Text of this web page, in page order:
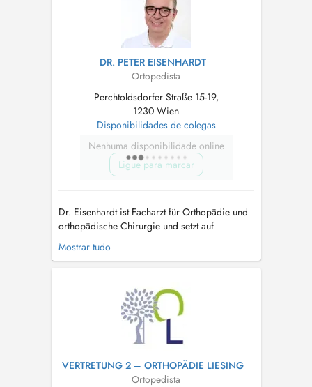
DR. PETER EISENHARDT
Ortopedista
Perchtoldsdorfer Straße 15-19,
1230 Wien
Disponibilidades de colegas
Nenhuma disponibilidade online
Ligue para marcar
Dr. Eisenhardt ist Facharzt für Orthopädie und
orthopädische Chirurgie und setzt auf
persönliche und individuelle Beratung ohne
Zeitdruck. Zusätzlich zur orthopädischen
Leistungen: - Infiltrationen - Infusionen ...
Mostrar tudo
VERTRETUNG 2 – ORTHOPÄDIE LIESING
Ortopedista